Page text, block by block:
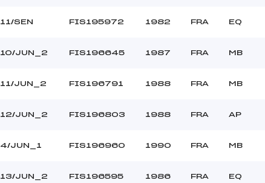
11/SEN FIS195972 1982 FRA EQ
10/JUN_2 FIS196645 1987 FRA MB
11/JUN_2 FIS196791 1988 FRA MB
12/JUN_2 FIS196803 1988 FRA AP
4/JUN_1 FIS196960 1990 FRA MB
13/JUN_2 FIS196595 1986 FRA EQ